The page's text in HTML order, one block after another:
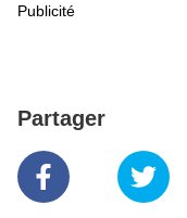
Publicité
Partager